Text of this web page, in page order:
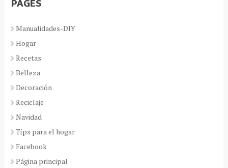
PAGES
Manualidades-DIY
Hogar
Recetas
Belleza
Decoración
Reciclaje
Navidad
Típs para el hogar
Facebook
Página principal